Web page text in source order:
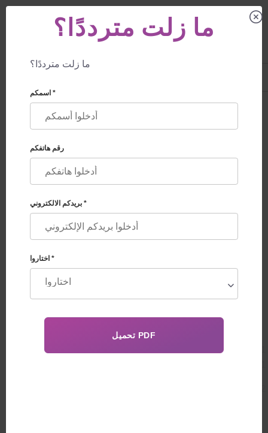
🏠 تعليمات الاستخدام
تعليمات الاستخدام
كمصدر للمعلومات ، فإنكم بذلك تعبر عن موافقتكم
قواعد وبنود الاتفاقية الموضحة أدناه.
الموقع - جميع المستندات الإلكترونية الموجودة على المجال
الصفحة الرئيسية للموقع موجوده في
المستخدم - شخص يزور الموقع من أجل التعرف على المعلومات
الإدارة - Feskov human reproduction group هي مالك الموقع
، وتمتلك اسم المجال الخاص بالموقع ، وتدير الموقع.
المنشورة على الموقع ، بما في ذلك المعلومات التي تركها
البنود العامة للعقد
ما زلت مترددًا؟
ما زلت مترددًا؟
اسمكم *
رقم هاتفكم
بريدكم الالكتروني *
اختاروا *